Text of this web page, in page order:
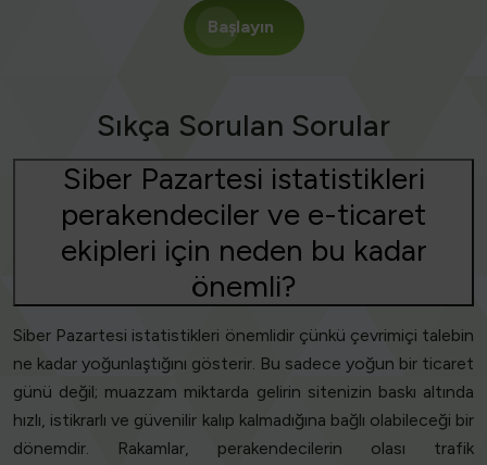
Başlayın
Sıkça Sorulan Sorular
Siber Pazartesi istatistikleri
perakendeciler ve e-ticaret
ekipleri için neden bu kadar
önemli?
Siber Pazartesi istatistikleri önemlidir çünkü çevrimiçi talebin
ne kadar yoğunlaştığını gösterir. Bu sadece yoğun bir ticaret
günü değil; muazzam miktarda gelirin sitenizin baskı altında
hızlı, istikrarlı ve güvenilir kalıp kalmadığına bağlı olabileceği bir
dönemdir. Rakamlar, perakendecilerin olası trafik